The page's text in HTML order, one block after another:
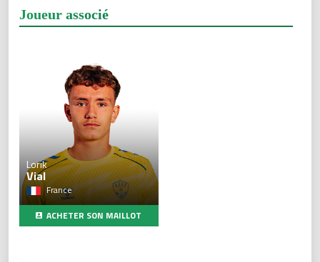
Joueur associé
Lorik
Vial
France
ACHETER SON MAILLOT